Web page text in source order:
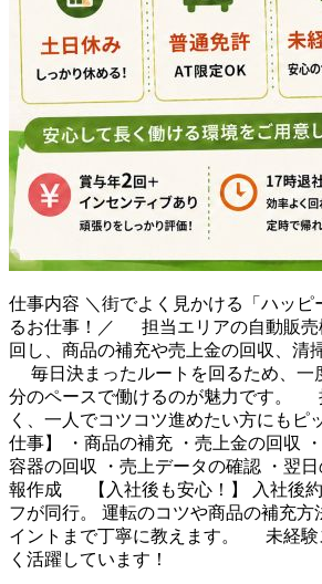
仕事内容 ＼街でよく見かける「ハッピ
るお仕事！／ 担当エリアの自動販売
回し、商品の補充や売上金の回収、清
毎日決まったルートを回るため、一
分のペースで働けるのが魅力です。
く、一人でコツコツ進めたい方にも
仕事】 ・商品の補充 ・売上金の回収
容器の回収 ・売上データの確認 ・翌
報作成 【入社後も安心！】 入社後約
フが同行。 運転のコツや商品の補充方
イントまで丁寧に教えます。 未経験
く活躍しています！